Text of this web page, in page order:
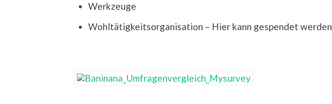
Werkzeuge
Wohltätigkeitsorganisation – Hier kann gespendet werden